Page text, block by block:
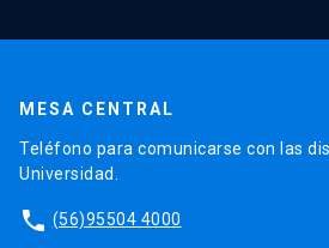
MESA CENTRAL
Teléfono para comunicarse con las
Universidad.
phone (56)95504 4000